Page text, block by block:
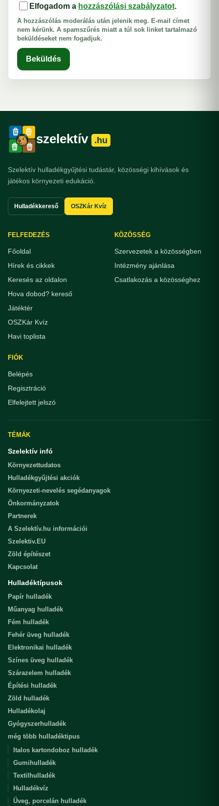
Elfogadom a hozzászólási szabályzatot.
A hozzászólás moderálás után jelenik meg. E-mail címet
nem kérünk. A spamszűrés miatt a túl sok linket tartalmazó
beküldéseket nem fogadjuk.
Beküldés
szelektív .hu
Szelektív hulladékgyűjtési tudástár, közösségi kihívások és
játékos környezeti edukáció.
Hulladékkereső OSZKár Kvíz
FELFEDEZÉS
Főoldal
Hírek és cikkek
Keresés az oldalon
Hova dobod? kereső
Játéktér
OSZKár Kvíz
Havi toplista
KÖZÖSSÉG
Szervezetek a közösségben
Intézmény ajánlása
Csatlakozás a közösséghez
FIÓK
Belépés
Regisztráció
Elfelejtett jelszó
TÉMÁK
Szelektív infó
Környezettudatos
Hulladékgyűjtési akciók
Környezeti-nevelés segédanyagok
Önkormányzatok
Partnerek
A Szelektív.hu információi
Szelektiv.EU
Zöld építészet
Kapcsolat
Hulladéktípusok
Papír hulladék
Műanyag hulladék
Fém hulladék
Fehér üveg hulladék
Elektronikai hulladék
Színes üveg hulladék
Szárazelem hulladék
Építési hulladék
Zöld hulladék
Hulladékolaj
Gyógyszerhulladék
még több hulladéktipus
Italos kartondoboz hulladék
Gumihulladék
Textilhulladék
Hulladékvíz
Üveg, porcelán hulladék